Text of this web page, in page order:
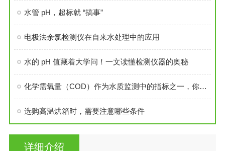
水管 pH，超标就 “搞事”
电极法余氯检测仪在自来水处理中的应用
水的 pH 值藏着大学问！一文读懂检测仪器的奥秘
化学需氧量（COD）作为水质监测中的指标之一，你了解吗？
选购高温烘箱时，需要注意哪些条件
详细介绍